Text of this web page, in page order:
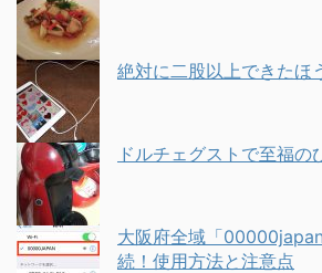
絶対に二股以上できたほ
ドルチェグストで至福の
大阪府全域「
続！使用方法と注意点